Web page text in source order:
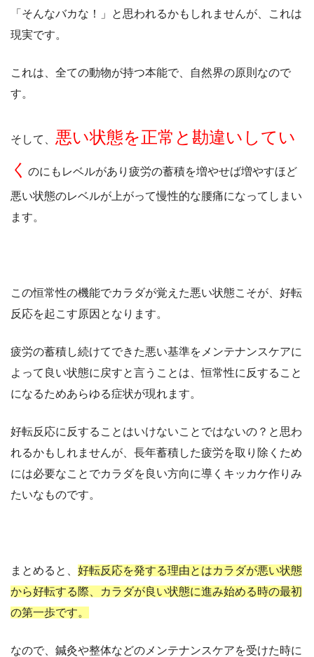
「そんなバカな！」と思われるかもしれませんが、これは
現実です。
これは、全ての動物が持つ本能で、自然界の原則なので
す。
そして、 悪い状態を正常と勘違いしてい
く のにもレベルがあり疲労の蓄積を増やせば増やすほど
悪い状態のレベルが上がって慢性的な腰痛になってしまい
ます。
この恒常性の機能でカラダが覚えた悪い状態こそが、好転
反応を起こす原因となります。
疲労の蓄積し続けてできた悪い基準をメンテナンスケアに
よって良い状態に戻すと言うことは、恒常性に反すること
になるためあらゆる症状が現れます。
好転反応に反することはいけないことではないの？と思わ
れるかもしれませんが、長年蓄積した疲労を取り除くため
には必要なことでカラダを良い方向に導くキッカケ作りみ
たいなものです。
まとめると、 好転反応を発する理由とはカラダが悪い状態
から好転する際、カラダが良い状態に進み始める時の最初
の第一歩です。
なので、鍼灸や整体などのメンテナンスケアを受けた時に